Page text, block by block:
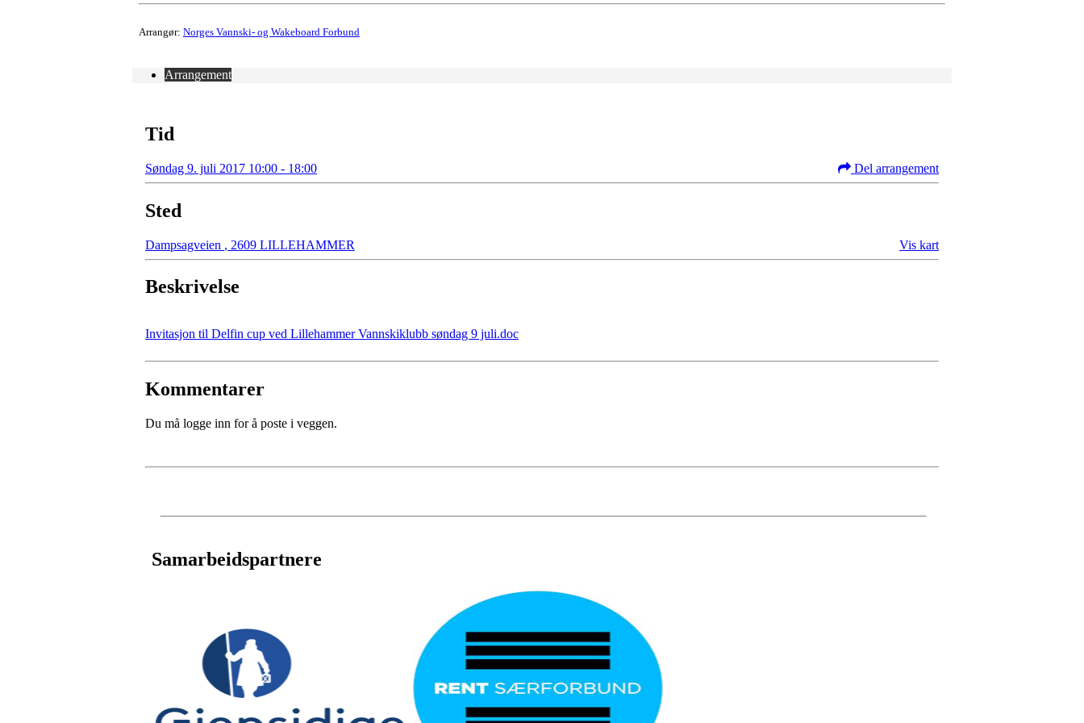
Arrangør: Norges Vannski- og Wakeboard Forbund
Arrangement
Tid
Søndag 9. juli 2017 10:00 - 18:00 Del arrangement
Sted
Dampsagveien , 2609 LILLEHAMMER Vis kart
Beskrivelse
Invitasjon til Delfin cup ved Lillehammer Vannskiklubb søndag 9 juli.doc
Kommentarer
Du må logge inn for å poste i veggen.
Samarbeidspartnere